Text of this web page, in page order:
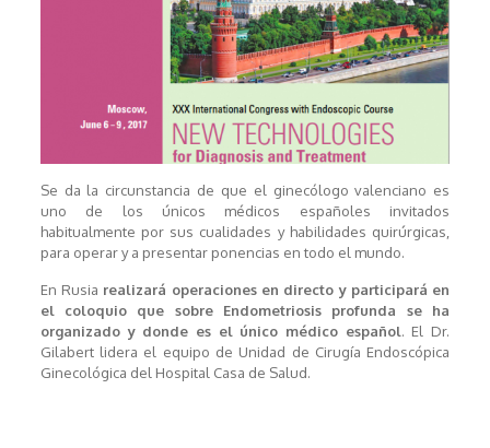
Se da la circunstancia de que el ginecólogo valenciano es
uno de los únicos médicos españoles invitados
habitualmente por sus cualidades y habilidades quirúrgicas,
para operar y a presentar ponencias en todo el mundo.
En Rusia realizará operaciones en directo y participará en
el coloquio que sobre Endometriosis profunda se ha
organizado y donde es el único médico español. El Dr.
Gilabert lidera el equipo de Unidad de Cirugía Endoscópica
Ginecológica del Hospital Casa de Salud.